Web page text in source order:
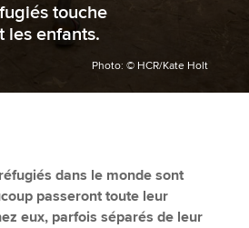
touche
les enfants.
Photo: © HCR/Kate Holt
dans le monde sont
passeront toute leur
eux, parfois séparés de leur